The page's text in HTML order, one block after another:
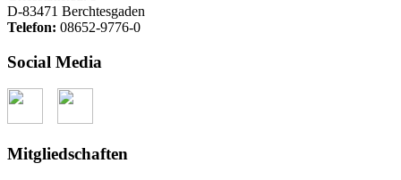
D-83471 Berchtesgaden
Telefon: 08652-9776-0
Social Media
Mitgliedschaften